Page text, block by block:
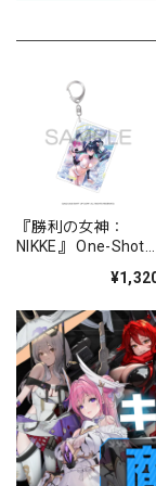
『勝利の女神：
NIKKE』 One-Shot
マーメイド - シェル